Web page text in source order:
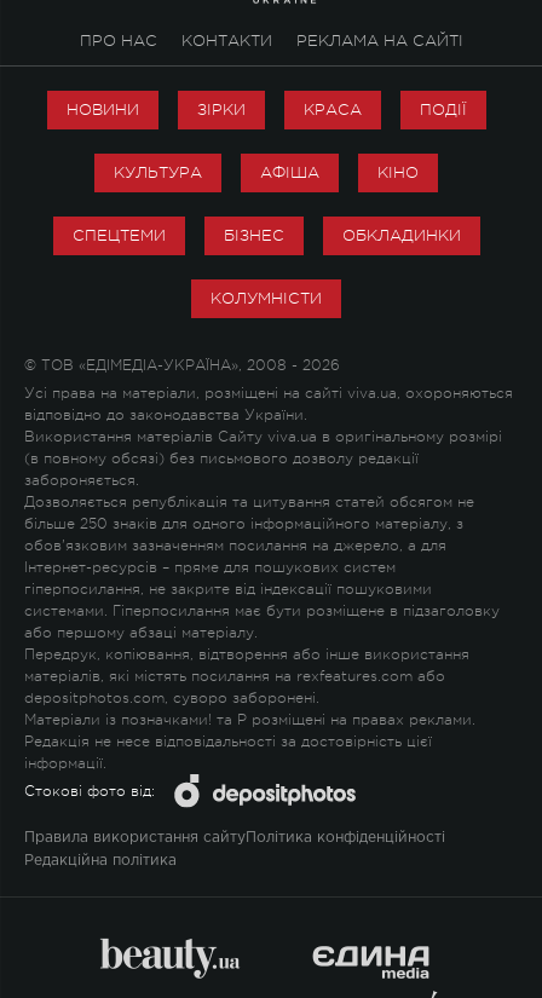
ПРО НАС КОНТАКТИ РЕКЛАМА НА САЙТІ
НОВИНИ ЗІРКИ КРАСА ПОДІЇ
КУЛЬТУРА АФІША КІНО
СПЕЦТЕМИ БІЗНЕС ОБКЛАДИНКИ
КОЛУМНІСТИ
© ТОВ «ЕДІМЕДІА-УКРАЇНА», 2008 - 2026
Усі права на матеріали, розміщені на сайті viva.ua, охороняються
відповідно до законодавства України.
Використання матеріалів Сайту viva.ua в оригінальному розмірі
(в повному обсязі) без письмового дозволу редакції
забороняється.
Дозволяється републікація та цитування статей обсягом не
більше 250 знаків для одного інформаційного матеріалу, з
обов'язковим зазначенням посилання на джерело, а для
Інтернет-ресурсів – пряме для пошукових систем
гіперпосилання, не закрите від індексації пошуковими
системами. Гіперпосилання має бути розміщене в підзаголовку
або першому абзаці матеріалу.
Передрук, копіювання, відтворення або інше використання
матеріалів, які містять посилання на rexfeatures.com або
depositphotos.com, суворо заборонені.
Матеріали із позначками! та P розміщені на правах реклами.
Редакція не несе відповідальності за достовірність цієї
інформації.
Стокові фото від:
Правила використання сайту Політика конфіденційності
Редакційна політика